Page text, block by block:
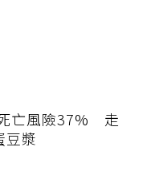
亡風險37% 走
豆漿